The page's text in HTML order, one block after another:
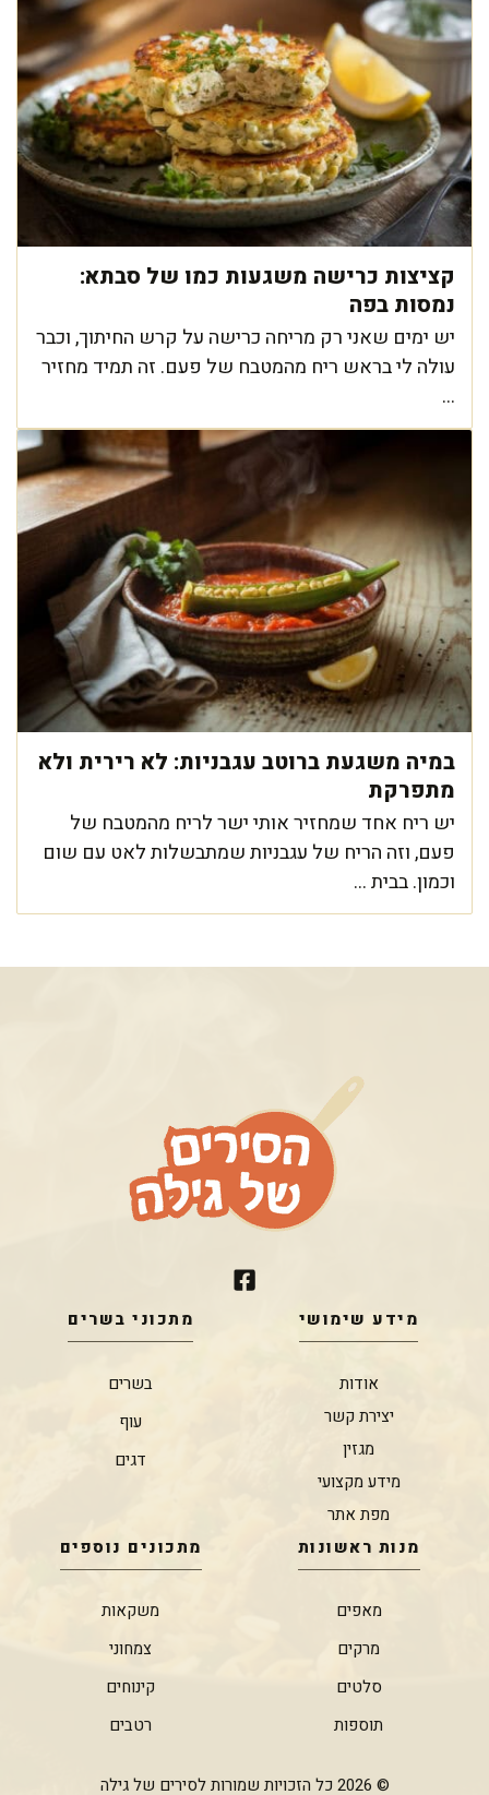
קציצות כרישה משגעות כמו של סבתא:
נמסות בפה
יש ימים שאני רק מריחה כרישה על קרש החיתוך, וכבר
עולה לי בראש ריח מהמטבח של פעם. זה תמיד מחזיר
...
במיה משגעת ברוטב עגבניות: לא רירית ולא
מתפרקת
יש ריח אחד שמחזיר אותי ישר לריח מהמטבח של
פעם, וזה הריח של עגבניות שמתבשלות לאט עם שום
וכמון. בבית ...
מידע שימושי
אודות
יצירת קשר
מגזין
מידע מקצועי
מפת אתר
מתכוני בשרים
בשרים
עוף
דגים
מנות ראשונות
מאפים
מרקים
סלטים
תוספות
מתכונים נוספים
משקאות
צמחוני
קינוחים
רטבים
© 2026 כל הזכויות שמורות לסירים של גילה